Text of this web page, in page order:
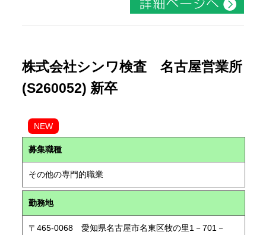
株式会社シンワ検査 名古屋営業所
(S260052) 新卒
NEW
募集職種
その他の専門的職業
勤務地
〒465-0068 愛知県名古屋市名東区牧の里1－701－